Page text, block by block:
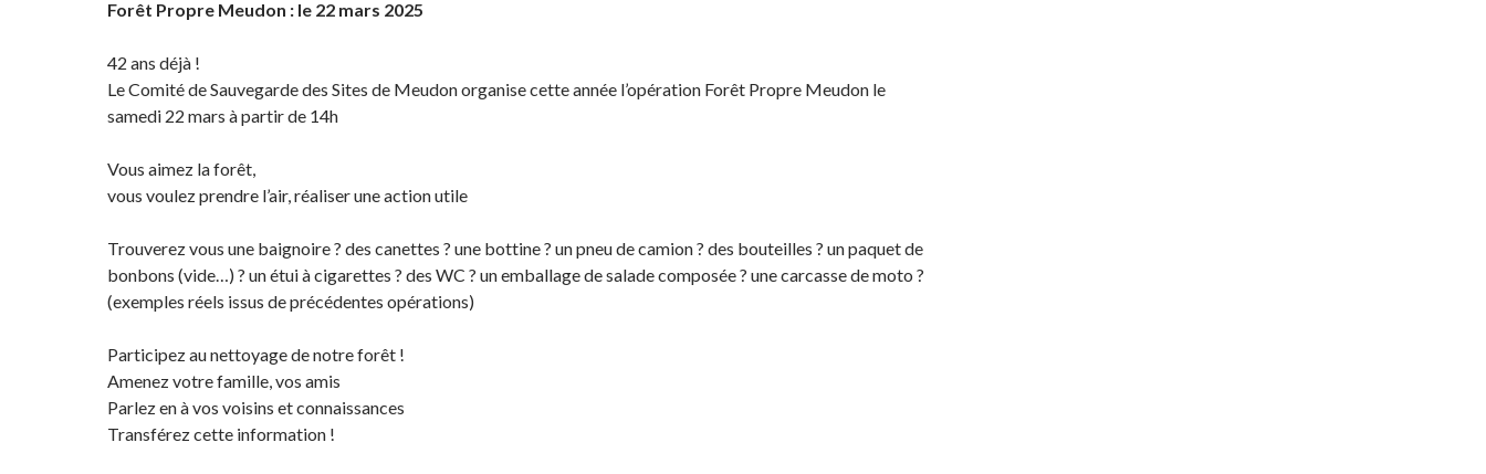
Forêt Propre Meudon : le 22 mars 2025
42 ans déjà !
Le Comité de Sauvegarde des Sites de Meudon organise cette année l’opération Forêt Propre Meudon le
samedi 22 mars à partir de 14h
Vous aimez la forêt,
vous voulez prendre l’air, réaliser une action utile
Trouverez vous une baignoire ? des canettes ? une bottine ? un pneu de camion ? des bouteilles ? un paquet de
bonbons (vide…) ? un étui à cigarettes ? des WC ? un emballage de salade composée ? une carcasse de moto ?
(exemples réels issus de précédentes opérations)
Participez au nettoyage de notre forêt !
Amenez votre famille, vos amis
Parlez en à vos voisins et connaissances
Transférez cette information !